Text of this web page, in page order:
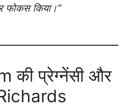
फोकस किया।”
की प्रेग्नेंसी और